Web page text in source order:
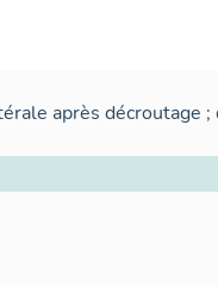
après décroutage